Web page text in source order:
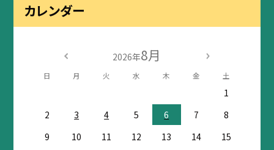
カレンダー
2026年8月
日 月 火 水 木 金 土
1
2
3 4 5 6 7
8
9
10 11 12 13 14
15